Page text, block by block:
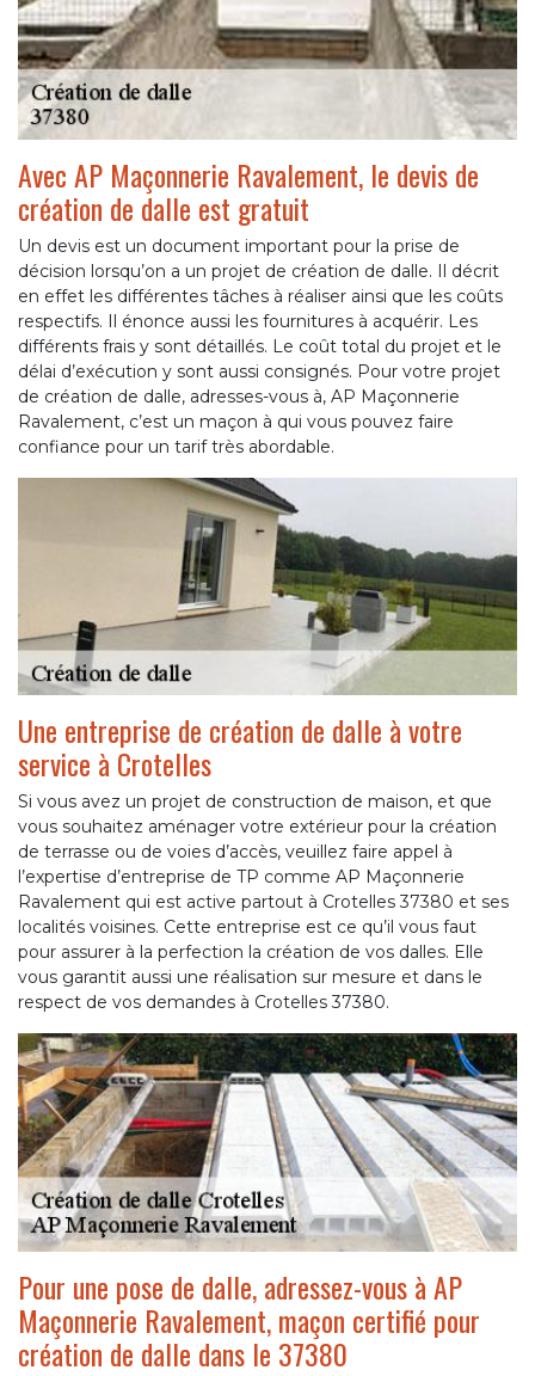
Avec AP Maçonnerie Ravalement, le devis de
création de dalle est gratuit
Un devis est un document important pour la prise de
décision lorsqu’on a un projet de création de dalle. Il décrit
en effet les différentes tâches à réaliser ainsi que les coûts
respectifs. Il énonce aussi les fournitures à acquérir. Les
différents frais y sont détaillés. Le coût total du projet et le
délai d’exécution y sont aussi consignés. Pour votre projet
de création de dalle, adresses-vous à, AP Maçonnerie
Ravalement, c’est un maçon à qui vous pouvez faire
confiance pour un tarif très abordable.
Une entreprise de création de dalle à votre
service à Crotelles
Si vous avez un projet de construction de maison, et que
vous souhaitez aménager votre extérieur pour la création
de terrasse ou de voies d’accès, veuillez faire appel à
l’expertise d’entreprise de TP comme AP Maçonnerie
Ravalement qui est active partout à Crotelles 37380 et ses
localités voisines. Cette entreprise est ce qu’il vous faut
pour assurer à la perfection la création de vos dalles. Elle
vous garantit aussi une réalisation sur mesure et dans le
respect de vos demandes à Crotelles 37380.
Pour une pose de dalle, adressez-vous à AP
Maçonnerie Ravalement, maçon certifié pour
création de dalle dans le 37380